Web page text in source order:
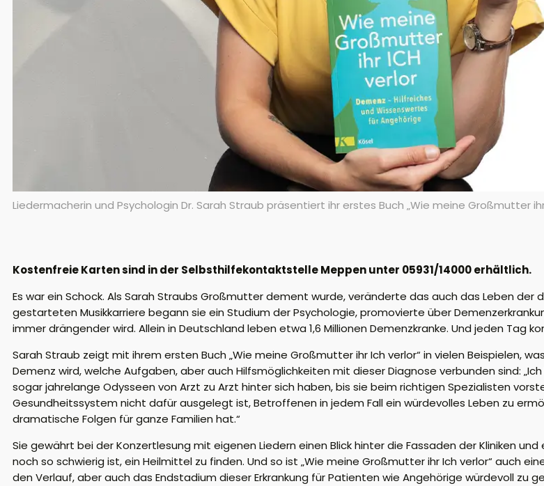
Liedermacherin und Psychologin Dr. Sarah Straub präsentiert ihr erstes Buch „Wie meine Großmutter
Kostenfreie Karten sind in der Selbsthilfekontaktstelle Meppen unter 05931/14000 erhältlich.
Es war ein Schock. Als Sarah Straubs Großmutter dement wurde, veränderte das auch das Leben der
gestarteten Musikkarriere begann sie ein Studium der Psychologie, promovierte über
immer drängender wird. Allein in Deutschland leben etwa 1,6 Millionen Demenzkranke. Und jeden Tag
Sarah Straub zeigt mit ihrem ersten Buch „Wie meine Großmutter ihr Ich verlor“ in vielen Beispielen,
Demenz wird, welche Aufgaben, aber auch Hilfsmöglichkeiten mit dieser Diagnose verbunden sind:
sogar jahrelange Odysseen von Arzt zu Arzt hinter sich haben, bis sie beim richtigen Spezialisten
Gesundheitssystem nicht dafür ausgelegt ist, Betroffenen in jedem Fall ein würdevolles Leben zu
dramatische Folgen für ganze Familien hat.“
Sie gewährt bei der Konzertlesung mit eigenen Liedern einen Blick hinter die Fassaden der Kliniken
noch so schwierig ist, ein Heilmittel zu finden. Und so ist „Wie meine Großmutter ihr Ich verlor“ auch
den Verlauf, aber auch das Endstadium dieser Erkrankung für Patienten wie Angehörige würdevoll zu